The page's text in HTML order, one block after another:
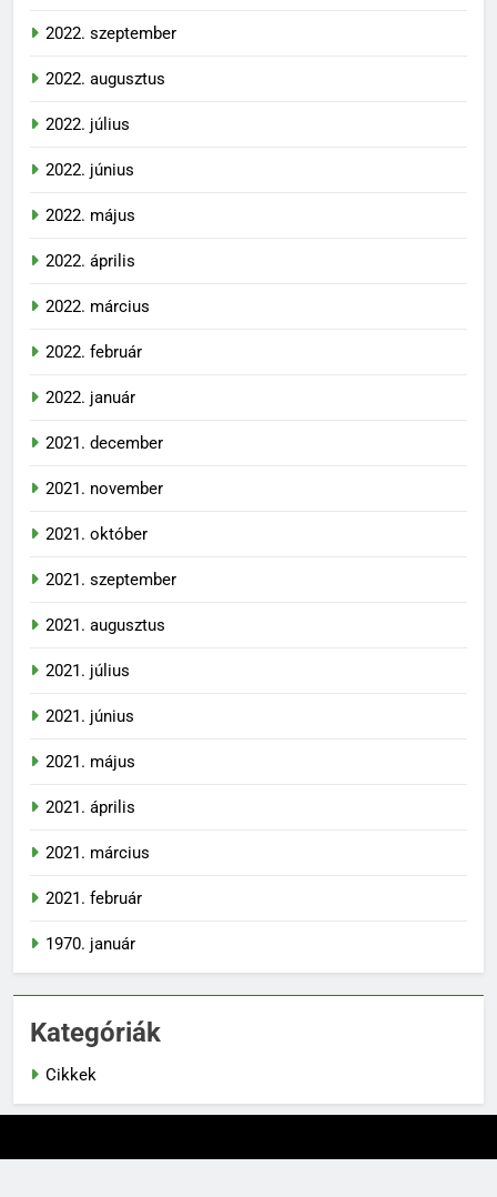
2022. szeptember
2022. augusztus
2022. július
2022. június
2022. május
2022. április
2022. március
2022. február
2022. január
2021. december
2021. november
2021. október
2021. szeptember
2021. augusztus
2021. július
2021. június
2021. május
2021. április
2021. március
2021. február
1970. január
Kategóriák
Cikkek